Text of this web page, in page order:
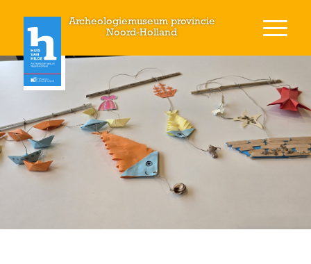
Archeologiemuseum provincie
Noord-Holland